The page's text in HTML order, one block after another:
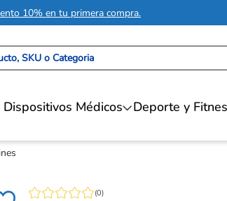
10% en tu primera compra.
SKU o Categoria
Médicos Deporte y
(0)